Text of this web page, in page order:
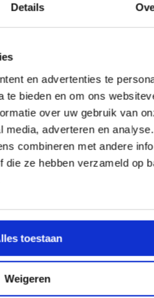
Details
en advertenties te
te bieden en om ons
over uw gebruik van
media, adverteren en
combineren met andere
die ze hebben verzameld op
toestaan
Weigeren
Zomergroet!
gesloten van 20
juli t/m 7
van